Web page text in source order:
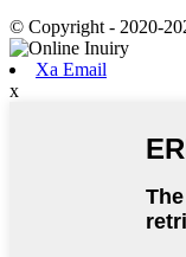
© Copyright - 2020-
Xa Email
x